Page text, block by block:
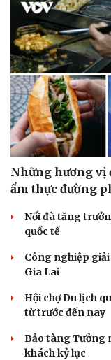
Những hương vị
ẩm thực đường
Nối đà tăng
quốc tế
Công nghiệp
Gia Lai
Hội chợ Du lịch
từ trước đến nay
Bảo tàng Tưởng
khách kỷ lục